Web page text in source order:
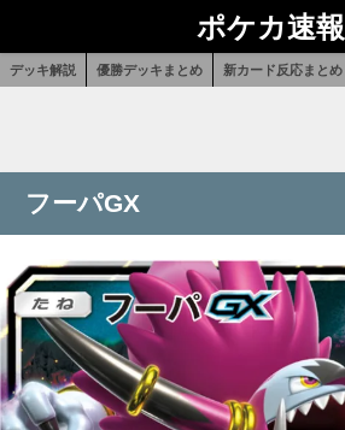
ポケカ速報
デッキ解説 優勝デッキまとめ 新カード反応まとめ
フーパGX